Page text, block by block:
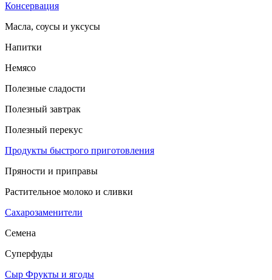
Консервация
Масла, соусы и уксусы
Напитки
Немясо
Полезные сладости
Полезный завтрак
Полезный перекус
Продукты быстрого приготовления
Пряности и приправы
Растительное молоко и сливки
Сахарозаменители
Семена
Суперфуды
Сыр Фрукты и ягоды